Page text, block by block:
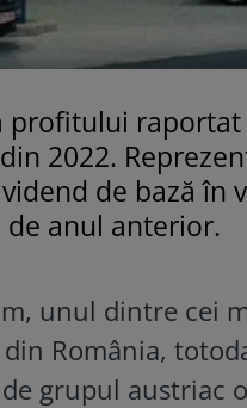
profitului raportat
2022.
de bază în
de anul anterior.
unul dintre cei
România,
grupul austriac